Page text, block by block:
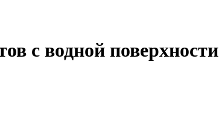
с водной поверхности